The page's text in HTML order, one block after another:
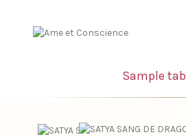
Sample tab